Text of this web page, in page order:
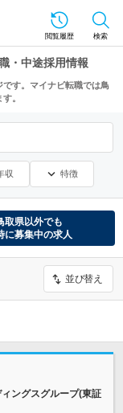
閲覧履歴 検索
・中途採用情報
す。マイナビ転職では鳥
。
収 特徴
取県以外でも
に募集中の求人
並び替え
ングスグループ(東証